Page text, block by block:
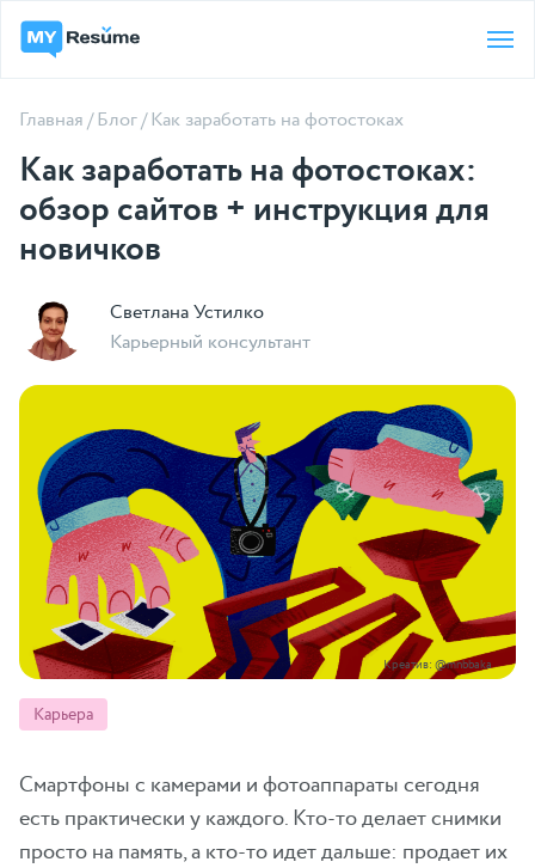
Главная/Блог/Как заработать на фотостоках
Как заработать на фотостоках:
обзор сайтов + инструкция для
новичков
Креатив: @mnbbaka
Карьера
Светлана Устилко
Карьерный консультант
Смартфоны с камерами и фотоаппараты сегодня
есть практически у каждого. Кто-то делает снимки
просто на память, а кто-то идет дальше: продает их